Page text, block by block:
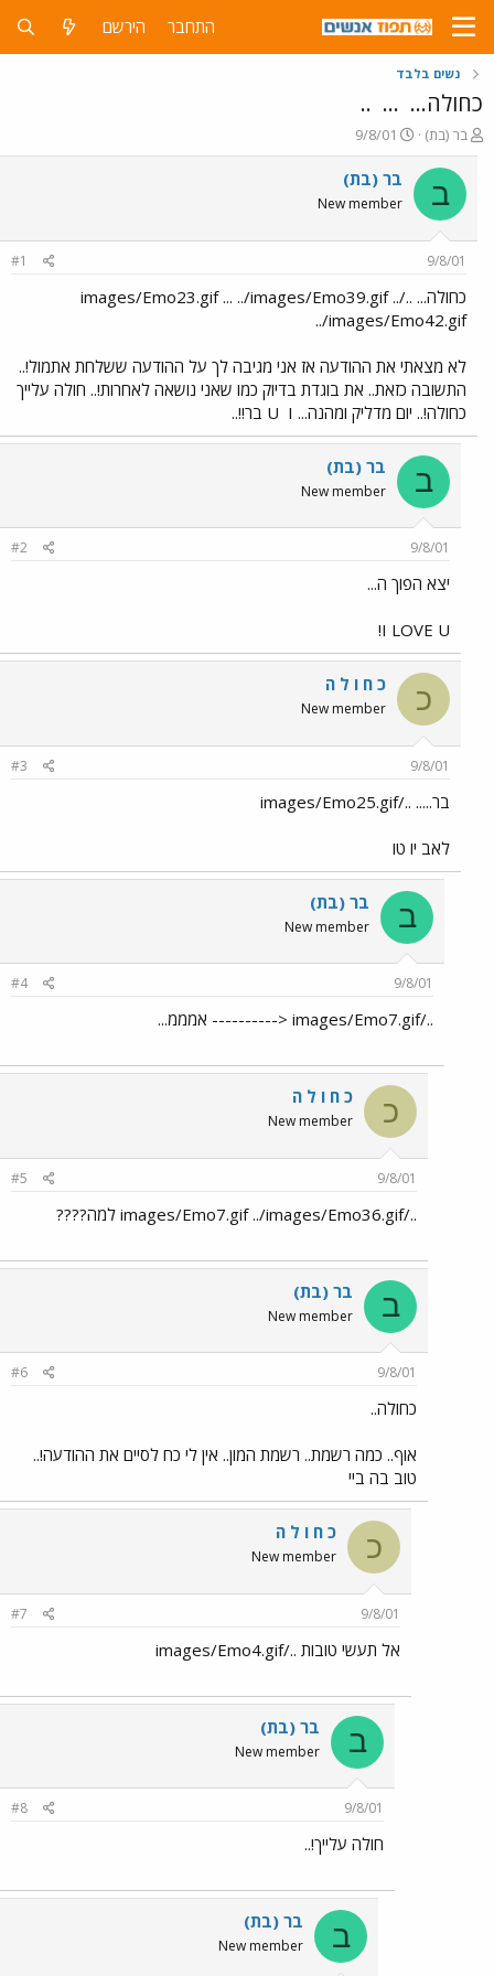
התחבר הירשם
נשים בלבד
כחולה... ...
..
פ
ו
ת
ח
ה
ש
א
בר (בת)
פ
ו
ר
ם
י
ך
9/8/01
ב בר (בת)
New member
9/8/01
#1
כחולה... ../images/Emo23.gif ... ../images/Emo39.gif ..
../images/Emo42.gif
לא מצאתי את ההודעה אז אני מגיבה לך על ההודעה ששלחת אתמול!..
התשובה כזאת.. את בוגדת בדיוק כמו שאני נושאה לאחרות!.. חולה עלייך
כחולה!.. יום מדליק ומהנה... U I בר!!..
ב בר (בת)
New member
9/8/01
#2
יצא הפוך ה...
I LOVE U!
כ כ ח ו ל ה
New member
9/8/01
#3
בר..... ../images/Emo25.gif
לאב יו טו
ב בר (בת)
New member
9/8/01
#4
../images/Emo7.gif <---------- אמממ...
כ כ ח ו ל ה
New member
9/8/01
#5
../images/Emo7.gif ../images/Emo36.gif למה????
ב בר (בת)
New member
9/8/01
#6
כחולה..
אוף.. כמה רשמת.. רשמת המון.. אין לי כח לסיים את ההודעה!..
טוב בה ביי
כ כ ח ו ל ה
New member
9/8/01
#7
אל תעשי טובות ../images/Emo4.gif
ב בר (בת)
New member
9/8/01
#8
חולה עלייך!..
ב בר (בת)
New member